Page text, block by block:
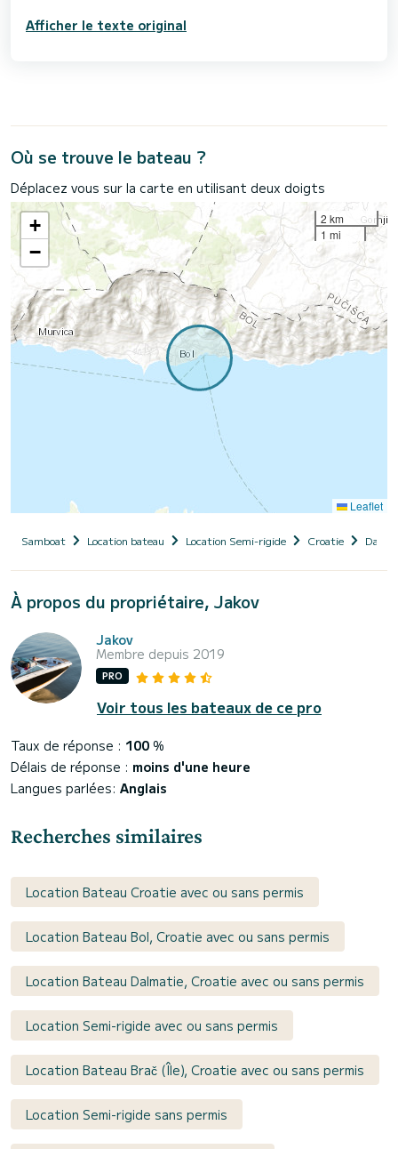
Afficher le texte original
Où se trouve le bateau ?
Déplacez vous sur la carte en utilisant deux doigts
+
−
2 km
1 mi
Leaflet
Samboat Location bateau Location Semi-rigide Croatie
À propos du propriétaire, Jakov
Jakov
Membre depuis 2019
PRO
Voir tous les bateaux de ce pro
Taux de réponse : 100 %
Délais de réponse : moins d'une heure
Langues parlées: Anglais
Recherches similaires
Location Bateau Croatie avec ou sans permis
Location Bateau Bol, Croatie avec ou sans permis
Location Bateau Dalmatie, Croatie avec ou sans permis
Location Semi-rigide avec ou sans permis
Location Bateau Brač (Île), Croatie avec ou sans permis
Location Semi-rigide sans permis